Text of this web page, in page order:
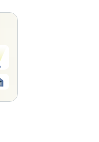
る拡
ジタ